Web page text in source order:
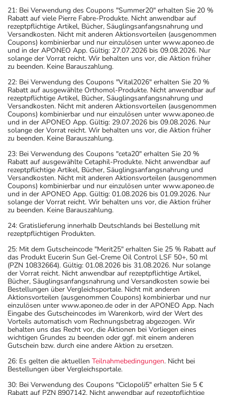
21: Bei Verwendung des Coupons "Summer20" erhalten Sie 20 %
Rabatt auf viele Pierre Fabre-Produkte. Nicht anwendbar auf
rezeptpflichtige Artikel, Bücher, Säuglingsanfangsnahrung und
Versandkosten. Nicht mit anderen Aktionsvorteilen (ausgenommen
Coupons) kombinierbar und nur einzulösen unter www.aponeo.de
und in der APONEO App. Gültig: 27.07.2026 bis 09.08.2026. Nur
solange der Vorrat reicht. Wir behalten uns vor, die Aktion früher
zu beenden. Keine Barauszahlung.
22: Bei Verwendung des Coupons "Vital2026" erhalten Sie 20 %
Rabatt auf ausgewählte Orthomol-Produkte. Nicht anwendbar auf
rezeptpflichtige Artikel, Bücher, Säuglingsanfangsnahrung und
Versandkosten. Nicht mit anderen Aktionsvorteilen (ausgenommen
Coupons) kombinierbar und nur einzulösen unter www.aponeo.de
und in der APONEO App. Gültig: 29.07.2026 bis 09.08.2026. Nur
solange der Vorrat reicht. Wir behalten uns vor, die Aktion früher
zu beenden. Keine Barauszahlung.
23: Bei Verwendung des Coupons "ceta20" erhalten Sie 20 %
Rabatt auf ausgewählte Cetaphil-Produkte. Nicht anwendbar auf
rezeptpflichtige Artikel, Bücher, Säuglingsanfangsnahrung und
Versandkosten. Nicht mit anderen Aktionsvorteilen (ausgenommen
Coupons) kombinierbar und nur einzulösen unter www.aponeo.de
und in der APONEO App. Gültig: 01.08.2026 bis 01.09.2026. Nur
solange der Vorrat reicht. Wir behalten uns vor, die Aktion früher
zu beenden. Keine Barauszahlung.
24: Gratislieferung innerhalb Deutschlands bei Bestellung mit
rezeptpflichtigen Produkten.
25: Mit dem Gutscheincode "Merit25" erhalten Sie 25 % Rabatt auf
das Produkt Eucerin Sun Gel-Creme Oil Control LSF 50+, 50 ml
(PZN 10832664). Gültig: 01.08.2026 bis 31.08.2026. Nur solange
der Vorrat reicht. Nicht anwendbar auf rezeptpflichtige Artikel,
Bücher, Säuglingsanfangsnahrung und Versandkosten sowie bei
Bestellungen über Vergleichsportale. Nicht mit anderen
Aktionsvorteilen (ausgenommen Coupons) kombinierbar und nur
einzulösen unter www.aponeo.de oder in der APONEO App. Nach
Eingabe des Gutscheincodes im Warenkorb, wird der Wert des
Vorteils automatisch vom Rechnungsbetrag abgezogen. Wir
behalten uns das Recht vor, die Aktionen bei Vorliegen eines
wichtigen Grundes zu beenden oder ggf. mit einem anderen
Gutschein bzw. durch eine andere Aktion zu ersetzen.
26: Es gelten die aktuellen Teilnahmebedingungen. Nicht bei
Bestellungen über Vergleichsportale.
30: Bei Verwendung des Coupons "Ciclopoli5" erhalten Sie 5 €
Rabatt auf PZN 8907142. Nicht anwendbar auf rezeptpflichtige